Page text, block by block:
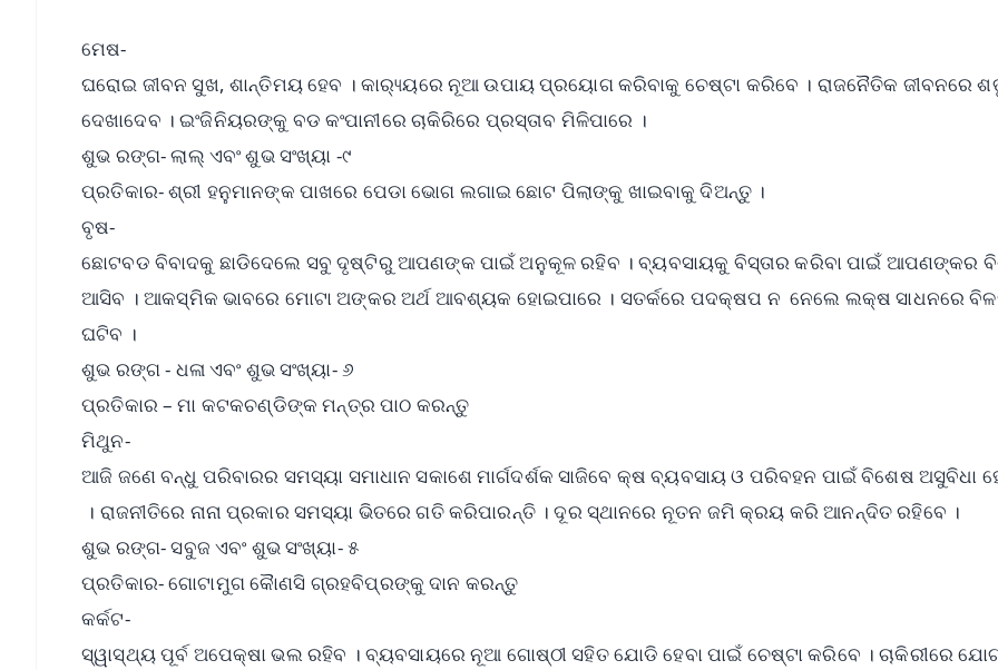
ମେଷ-
ଘରୋଇ ଜୀବନ ସୁଖ, ଶାନ୍ତିମୟ ହେବ । କାର‌୍ୟ୍ୟରେ ନୂଆ ଉପାୟ ପ୍ରୟୋଗ କରିବାକୁ ଚେଷ୍ଟା କରିବେ । ରାଜନୈତିକ ଜୀବନରେ
ଦେଖାଦେବ । ଇଂଜିନିୟରଙ୍କୁ ବଡ କଂପାନୀରେ ଚାକିରିରେ ପ୍ରସ୍ତାବ ମିଳିପାରେ ।
ଶୁଭ ରଙ୍ଗ- ଲାଲ୍ ଏବଂ ଶୁଭ ସଂଖ୍ୟା -୯
ପ୍ରତିକାର- ଶ୍ରୀ ହନୁମାନଙ୍କ ପାଖରେ ପେଡା ଭୋଗ ଲଗାଇ ଛୋଟ ପିଲାଙ୍କୁ ଖାଇବାକୁ ଦିଅନ୍ତୁ ।
ବୃଷ-
ଛୋଟବଡ ବିବାଦକୁ ଛାଡିଦେଲେ ସବୁ ଦୃଷ୍ଟିରୁ ଆପଣଙ୍କ ପାଇଁ ଅନୁକୂଳ ରହିବ । ବ୍ୟବସାୟକୁ ବିସ୍ତାର କରିବା ପାଇଁ ଆପଣଙ୍କର
ଆସିବ । ଆକସ୍ମିକ ଭାବରେ ମୋଟା ଅଙ୍କର ଅର୍ଥ ଆବଶ୍ୟକ ହୋଇପାରେ । ସତର୍କରେ ପଦକ୍ଷପ ନ ନେଲେ ଲକ୍ଷ ସାଧନରେ
ଘଟିବ ।
ଶୁଭ ରଙ୍ଗ - ଧଳା ଏବଂ ଶୁଭ ସଂଖ୍ୟା- ୬
ପ୍ରତିକାର – ମା କଟକଚଣ୍ଡିଙ୍କ ମନ୍ତ୍ର ପାଠ କରନ୍ତୁ
ମିଥୁନ-
ଆଜି ଜଣେ ବନ୍ଧୁ ପରିବାରର ସମସ୍ୟା ସମାଧାନ ସକାଶେ ମାର୍ଗଦର୍ଶକ ସାଜିବେ କ୍ଷ ବ୍ୟବସାୟ ଓ ପରିବହନ ପାଇଁ ବିଶେଷ ଅସୁବିଧା
। ରାଜନୀତିରେ ନାନା ପ୍ରକାର ସମସ୍ୟା ଭିତରେ ଗତି କରିପାରନ୍ତି । ଦୂର ସ୍ଥାନରେ ନୂତନ ଜମି କ୍ରୟ କରି ଆନନ୍ଦିତ ରହିବେ ।
ଶୁଭ ରଙ୍ଗ- ସବୁଜ ଏବଂ ଶୁଭ ସଂଖ୍ୟା- ୫
ପ୍ରତିକାର- ଗୋଟାମୁଗ କୈାଣସି ଗ୍ରହବିପ୍ରଙ୍କୁ ଦାନ କରନ୍ତୁ
କର୍କଟ-
ସ୍ୱାସ୍ଥ୍ୟ ପୂର୍ବ ଅପେକ୍ଷା ଭଲ ରହିବ । ବ୍ୟବସାୟରେ ନୂଆ ଗୋଷ୍ଠୀ ସହିତ ଯୋଡି ହେବା ପାଇଁ ଚେଷ୍ଟା କରିବେ । ଚାକିରୀରେ